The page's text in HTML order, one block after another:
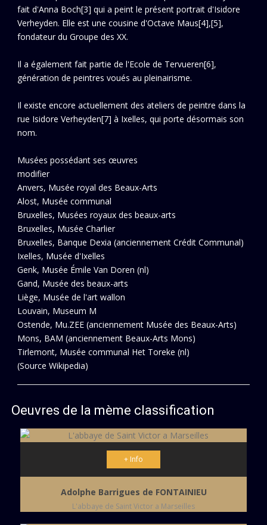
fait d'Anna Boch[3] qui a peint le présent portrait d'Isidore
Verheyden. Elle est une cousine d'Octave Maus[4],[5],
fondateur du Groupe des XX.
Il a également fait partie de l'Ecole de Tervueren[6],
génération de peintres voués au pleinairisme.
Il existe encore actuellement des ateliers de peintre dans la
rue Isidore Verheyden[7] à Ixelles, qui porte désormais son
nom.
Musées possédant ses œuvres
modifier
Anvers, Musée royal des Beaux-Arts
Alost, Musée communal
Bruxelles, Musées royaux des beaux-arts
Bruxelles, Musée Charlier
Bruxelles, Banque Dexia (anciennement Crédit Communal)
Ixelles, Musée d'Ixelles
Genk, Musée Émile Van Doren (nl)
Gand, Musée des beaux-arts
Liège, Musée de l'art wallon
Louvain, Museum M
Ostende, Mu.ZEE (anciennement Musée des Beaux-Arts)
Mons, BAM (anciennement Beaux-Arts Mons)
Tirlemont, Musée communal Het Toreke (nl)
(Source Wikipedia)
Oeuvres de la mème classification
+ Info
Adolphe Barrigues de FONTAINIEU
L'abbaye de Saint Victor a Marseilles